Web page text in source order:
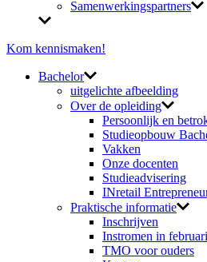
Samenwerkingspartners
Kom kennismaken!
Bachelor
uitgelichte afbeelding
Over de opleiding
Persoonlijk en
Studieopbouw
Vakken
Onze docenten
Studieadvisering
INretail
Praktische informatie
Inschrijven
Instromen in februari
TMO voor ouders